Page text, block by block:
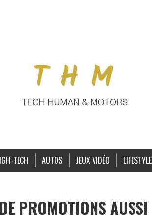
TECH AUTOS JEUX VIDÉO LIFESTYLE
PROMOTIONS AUSSI